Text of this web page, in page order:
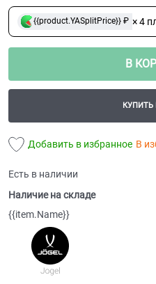
{{product.YASplitPrice}} ₽ × 4
В
КУПИТЬ
Добавить в избранное В
Есть в наличии
Наличие на складе
{{item.Name}}